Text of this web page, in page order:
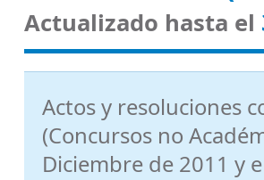
Actualizado hasta el
Actos y resoluciones
(Concursos no
Diciembre de 2011 y